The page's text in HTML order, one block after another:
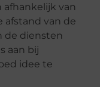
van
afstand van de
de diensten
aan bij
idee te